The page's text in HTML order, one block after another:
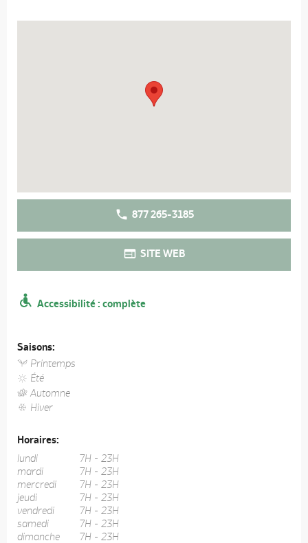
877 265-3185
SITE WEB
Accessibilité : complète
Saisons:
Printemps
Été
Automne
Hiver
Horaires:
lundi
7H - 23H
mardi
7H - 23H
mercredi
7H - 23H
jeudi
7H - 23H
vendredi
7H - 23H
samedi
7H - 23H
dimanche
7H - 23H